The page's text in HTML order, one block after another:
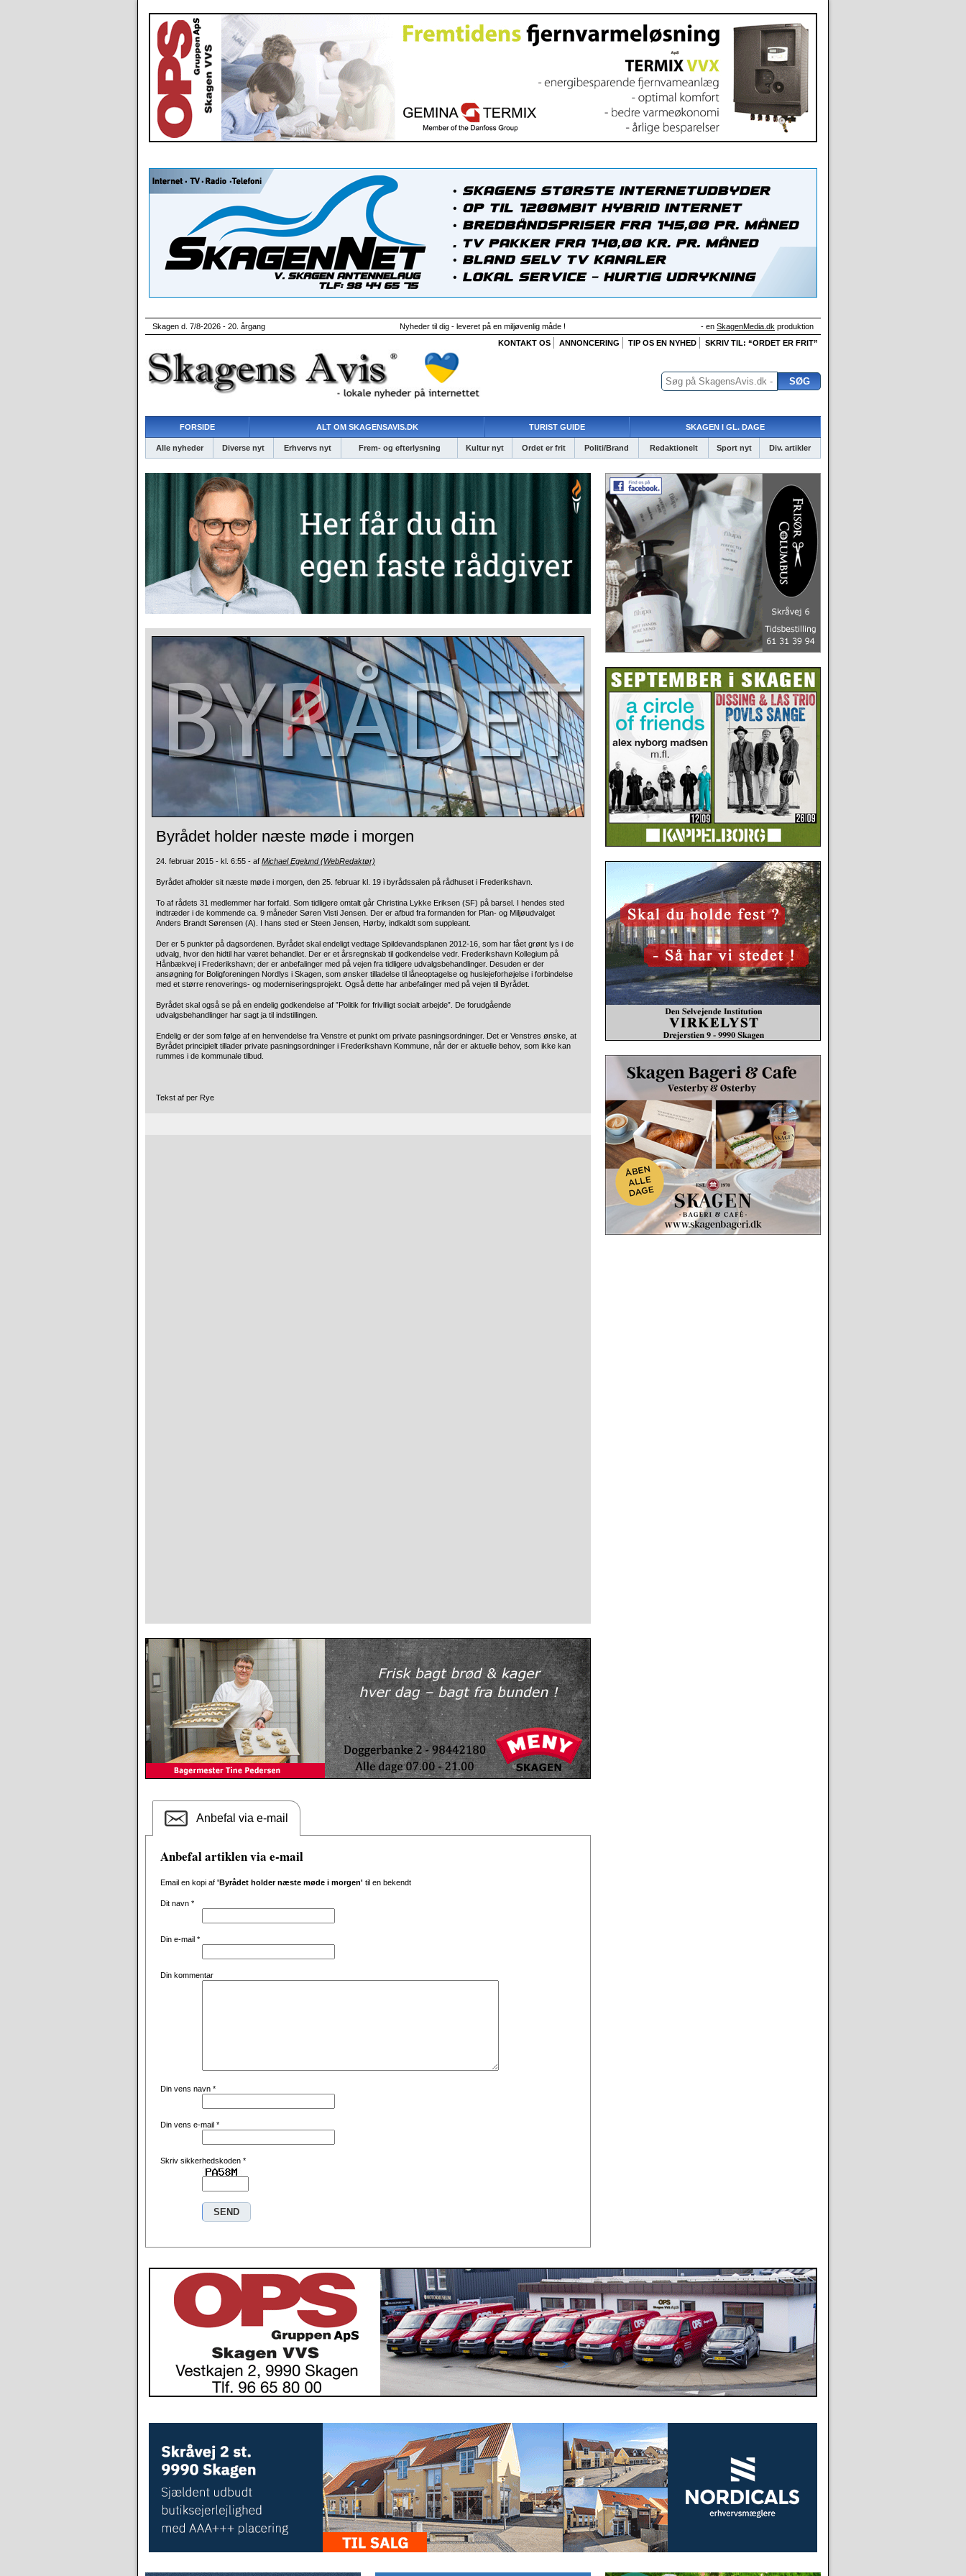
Skagen d. 7/8-2026 - 20. årgang Nyheder til dig - leveret på en miljøvenlig måde ! - en SkagenMedia.dk produktion
KONTAKT OS
ANNONCERING TIP OS EN NYHED SKRIV TIL: “ORDET ER FRIT”
FORSIDE ALT OM SKAGENSAVIS.DK TURIST GUIDE SKAGEN I GL. DAGE
Alle nyheder Diverse nyt Erhvervs nyt Frem- og efterlysning Kultur nyt Ordet er frit Politi/Brand Redaktionelt Sport nyt Div. artikler
Byrådet holder næste møde i morgen
24. februar 2015 - kl. 6:55 - af Michael Egelund (WebRedaktør)
Byrådet afholder sit næste møde i morgen, den 25. februar kl. 19 i byrådssalen på rådhuset i Frederikshavn.
To af rådets 31 medlemmer har forfald. Som tidligere omtalt går Christina Lykke Eriksen (SF) på barsel. I hendes sted
indtræder i de kommende ca. 9 måneder Søren Visti Jensen. Der er afbud fra formanden for Plan- og Miljøudvalget
Anders Brandt Sørensen (A). I hans sted er Steen Jensen, Hørby, indkaldt som suppleant.
Der er 5 punkter på dagsordenen. Byrådet skal endeligt vedtage Spildevandsplanen 2012-16, som har fået grønt lys i de
udvalg, hvor den hidtil har været behandlet. Der er et årsregnskab til godkendelse vedr. Frederikshavn Kollegium på
Hånbækvej i Frederikshavn; der er anbefalinger med på vejen fra tidligere udvalgsbehandlinger. Desuden er der
ansøgning for Boligforeningen Nordlys i Skagen, som ønsker tilladelse til låneoptagelse og huslejeforhøjelse i forbindelse
med et større renoverings- og moderniseringsprojekt. Også dette har anbefalinger med på vejen til Byrådet.
Byrådet skal også se på en endelig godkendelse af ”Politik for frivilligt socialt arbejde”. De forudgående
udvalgsbehandlinger har sagt ja til indstillingen.
Endelig er der som følge af en henvendelse fra Venstre et punkt om private pasningsordninger. Det er Venstres ønske, at
Byrådet principielt tillader private pasningsordninger i Frederikshavn Kommune, når der er aktuelle behov, som ikke kan
rummes i de kommunale tilbud.
Tekst af per Rye
Anbefal via e-mail
Anbefal artiklen via e-mail
Email en kopi af 'Byrådet holder næste møde i morgen' til en bekendt
Dit navn *
Din e-mail *
Din kommentar
Din vens navn *
Din vens e-mail *
Skriv sikkerhedskoden *